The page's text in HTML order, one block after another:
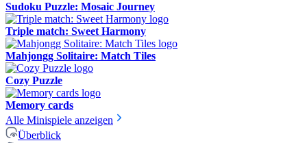
Sudoku Puzzle: Mosaic Journey
Triple match: Sweet Harmony
Mahjongg Solitaire: Match Tiles
Cozy Puzzle
Memory cards
Alle Minispiele anzeigen
Überblick